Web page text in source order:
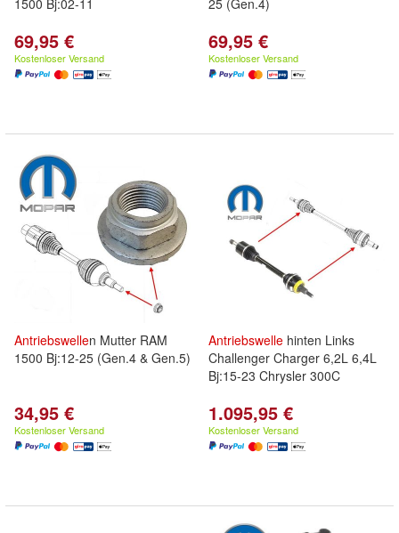
1500 Bj:02-11
69,95 €
Kostenloser Versand
25 (Gen.4)
69,95 €
Kostenloser Versand
Antriebswellen Mutter RAM
1500 Bj:12-25 (Gen.4 & Gen.5)
34,95 €
Kostenloser Versand
Antriebswelle hinten Links
Challenger Charger 6,2L 6,4L
Bj:15-23 Chrysler 300C
1.095,95 €
Kostenloser Versand